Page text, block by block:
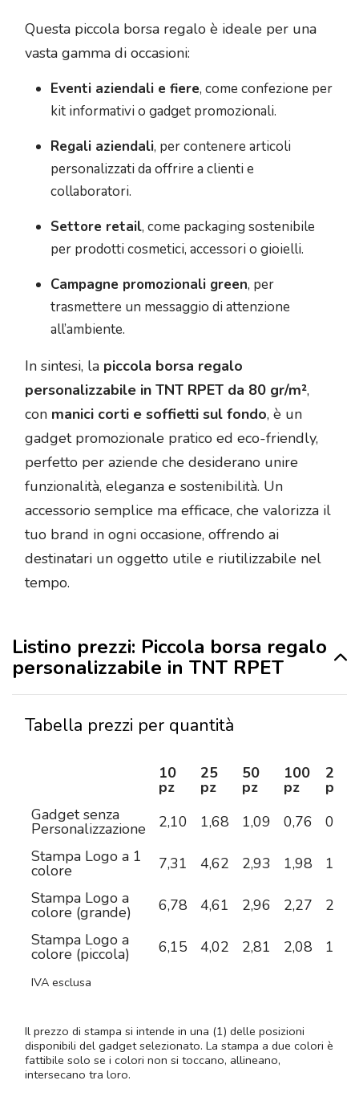
Questa piccola borsa regalo è ideale per una
vasta gamma di occasioni:
Eventi aziendali e fiere, come confezione per
kit informativi o gadget promozionali.
Regali aziendali, per contenere articoli
personalizzati da offrire a clienti e
collaboratori.
Settore retail, come packaging sostenibile
per prodotti cosmetici, accessori o gioielli.
Campagne promozionali green, per
trasmettere un messaggio di attenzione
all’ambiente.
In sintesi, la piccola borsa regalo
personalizzabile in TNT RPET da 80 gr/m²,
con manici corti e soffietti sul fondo, è un
gadget promozionale pratico ed eco-friendly,
perfetto per aziende che desiderano unire
funzionalità, eleganza e sostenibilità. Un
accessorio semplice ma efficace, che valorizza il
tuo brand in ogni occasione, offrendo ai
destinatari un oggetto utile e riutilizzabile nel
tempo.
Listino prezzi: Piccola borsa regalo
personalizzabile in TNT RPET
Tabella prezzi per quantità
10
pz
25
pz
50
pz
100
pz
250
pz
Gadget senza
Personalizzazione 2,10 1,68 1,09 0,76
0,71
Stampa Logo a 1
colore 7,31 4,62 2,93 1,98
1,48
Stampa Logo a
colore (grande) 6,78 4,61 2,96 2,27
2,01
Stampa Logo a
colore (piccola) 6,15 4,02 2,81 2,08 1,78
IVA esclusa
Il prezzo di stampa si intende in una (1) delle posizioni
disponibili del gadget selezionato. La stampa a due colori è
fattibile solo se i colori non si toccano, allineano,
intersecano tra loro.